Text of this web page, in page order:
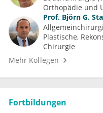
Orthopädie und
Prof. Björn G.
Plastische,
Chirurgie
Mehr Kollegen
Fortbildungen